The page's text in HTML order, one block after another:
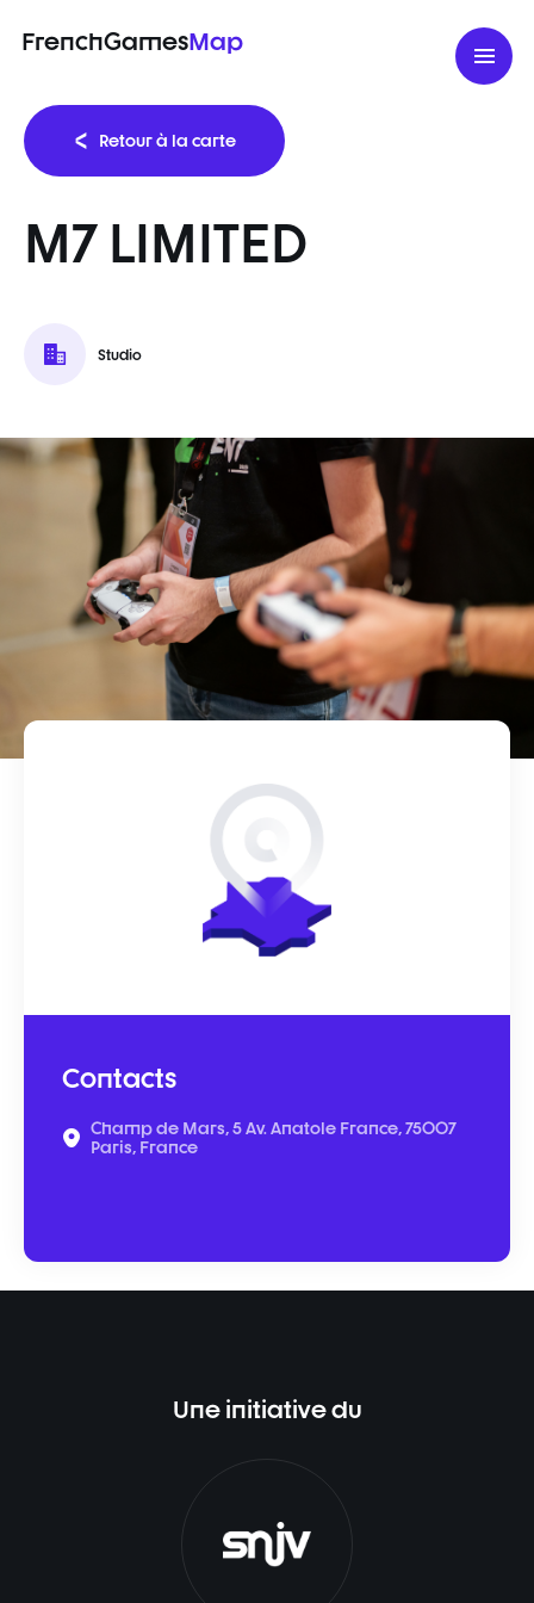
FrenchGamesMap
Retour à la carte
M7 LIMITED
Studio
Contacts
Champ de Mars, 5 Av. Anatole France, 75007
Paris, France
Une initiative du